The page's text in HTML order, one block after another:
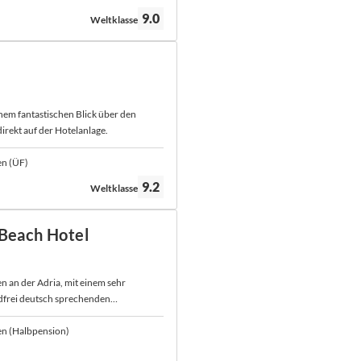
Bewertung:
Weltklasse 9.0
fantastischen Blick über den
auf der Hotelanlage.
(ÜF)
Bewertung:
Weltklasse 9.2
Hotel
an der Adria, mit einem sehr
deutsch sprechenden
(Halbpension)